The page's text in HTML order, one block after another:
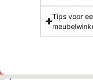
Tips voor